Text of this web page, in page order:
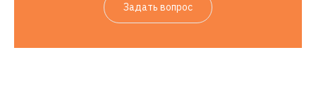
Задать вопрос